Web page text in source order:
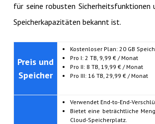
für seine robusten Sicherheitsfunktionen
Speicherkapazitäten bekannt ist.
Preis und
Speicher
Kostenloser Plan: 20 GB
Pro I: 2 TB, 9,99 € / Monat
Pro II: 8 TB, 19,99 € / Monat
Pro III: 16 TB, 29,99 € / Monat
Verwendet End-to-End-
Bietet eine beträchtliche
Cloud-Speicherplatz.